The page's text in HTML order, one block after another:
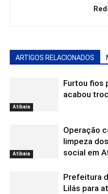
ARTIGOS RELACIONADOS
Atibaia
Furtou fios
acabou
Atibaia
Operação
limpeza
social em
Prefeitura
Lilás para